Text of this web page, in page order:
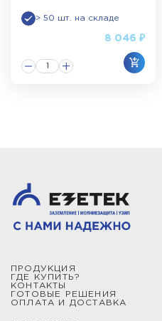
> 50 шт. на складе
8 046 ₽
ПРОДУКЦИЯ
ГДЕ КУПИТЬ?
КОНТАКТЫ
ГОТОВЫЕ РЕШЕНИЯ
ОПЛАТА И ДОСТАВКА